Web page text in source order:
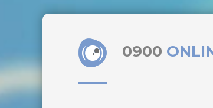
0900